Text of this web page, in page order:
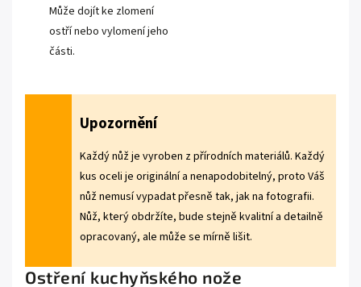
Může dojít ke zlomení
ostří nebo vylomení jeho
části.
Upozornění
Každý nůž je vyroben z přírodních materiálů. Každý
kus oceli je originální a nenapodobitelný, proto Váš
nůž nemusí vypadat přesně tak, jak na fotografii.
Nůž, který obdržíte, bude stejně kvalitní a detailně
opracovaný, ale může se mírně lišit.
Ostření kuchyňského nože